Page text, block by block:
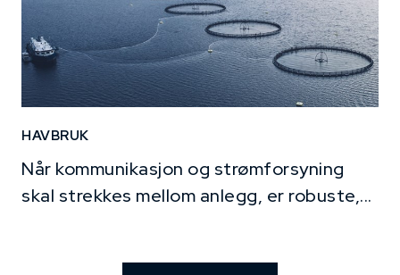
HAVBRUK
Når kommunikasjon og strømforsyning
skal strekkes mellom anlegg, er robuste,...